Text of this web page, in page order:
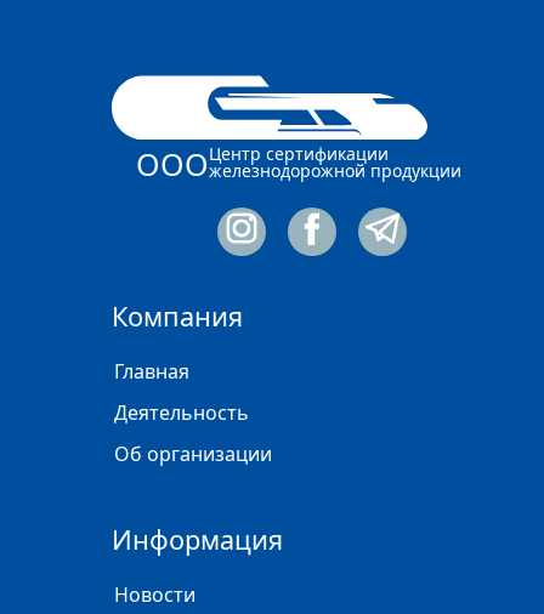
ОООЦентр сертификации
железнодорожной продукции
Компания
Главная
Деятельность
Об организации
Информация
Новости